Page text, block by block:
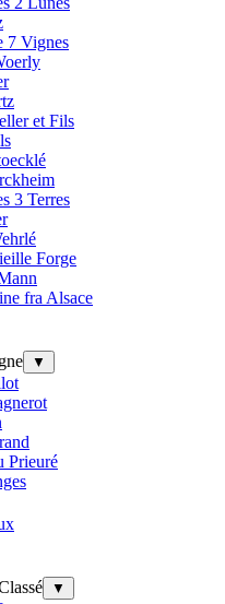
7 Vignes
et Fils
3 Terres
Forge
fra Alsace
▼
Prieuré
▼